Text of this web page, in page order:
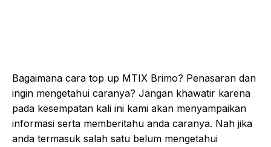
Bagaimana cara top up MTIX Brimo? Penasaran dan
ingin mengetahui caranya? Jangan khawatir karena
pada kesempatan kali ini kami akan menyampaikan
informasi serta memberitahu anda caranya. Nah jika
anda termasuk salah satu belum mengetahui